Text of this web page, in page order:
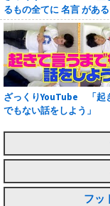
るもの全てに 名言 がある
ざっくりYouTube 「起
でもない話をしよう」
フッ